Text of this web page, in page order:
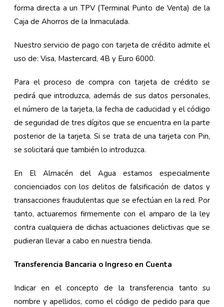
forma directa a un TPV (Terminal Punto de Venta) de la
Caja de Ahorros de la Inmaculada.
Nuestro servicio de pago con tarjeta de crédito admite el
uso de: Visa, Mastercard, 4B y Euro 6000.
Para el proceso de compra con tarjeta de crédito se
pedirá que introduzca, además de sus datos personales,
el número de la tarjeta, la fecha de caducidad y el código
de seguridad de tres dígitos que se encuentra en la parte
posterior de la tarjeta. Si se trata de una tarjeta con Pin,
se solicitará que también lo introduzca.
En El Almacén del Agua estamos especialmente
concienciados con los delitos de falsificación de datos y
transacciones fraudulentas que se efectúan en la red. Por
tanto, actuaremos firmemente con el amparo de la ley
contra cualquiera de dichas actuaciones delictivas que se
pudieran llevar a cabo en nuestra tienda.
Transferencia Bancaria o Ingreso en Cuenta
Indicar en el concepto de la transferencia tanto su
nombre y apellidos, como el código de pedido para que